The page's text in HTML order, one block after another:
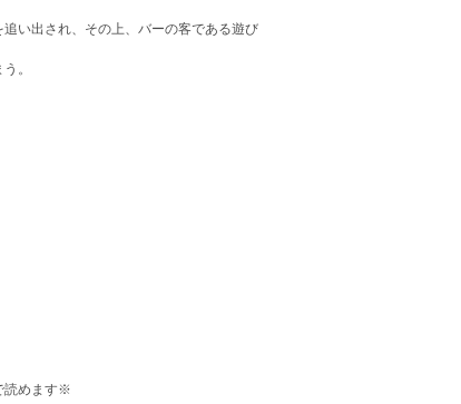
い出され、その上、バーの客である遊び
。
読めます※